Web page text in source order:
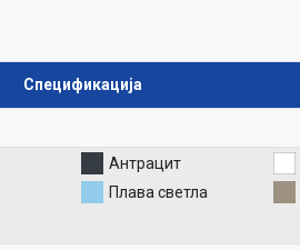
Спецификација
Антрацит
Плава светла